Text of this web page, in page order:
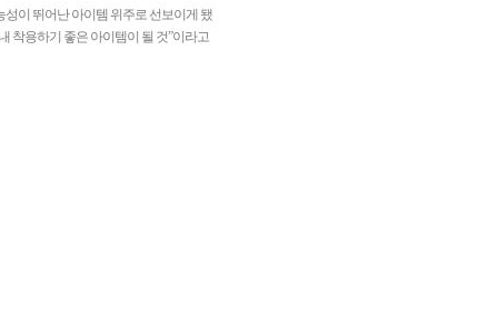
이 뛰어난 아이템 위주로 선보이게 됐
착용하기 좋은 아이템이 될 것”이라고